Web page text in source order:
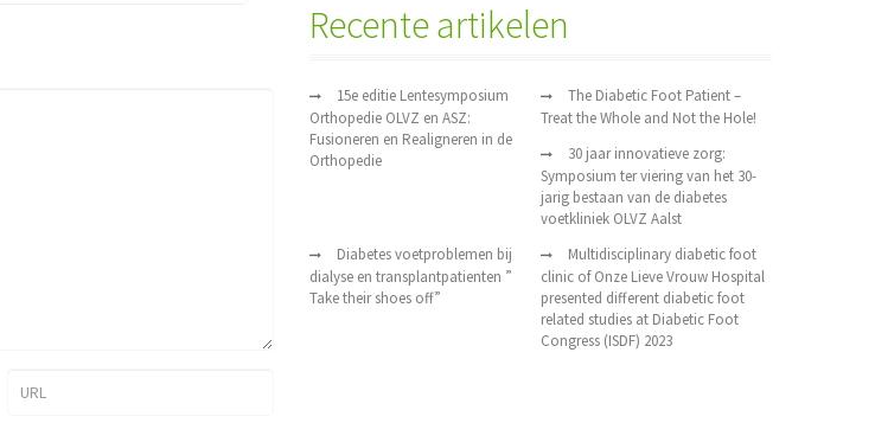
Recente artikelen
15e editie Lentesymposium
Orthopedie OLVZ en ASZ:
Fusioneren en Realigneren in de
Orthopedie
The Diabetic Foot Patient –
Treat the Whole and Not the Hole!
30 jaar innovatieve zorg:
Symposium ter viering van het 30-
jarig bestaan van de diabetes
voetkliniek OLVZ Aalst
Diabetes voetproblemen bij
dialyse en transplantpatienten ”
Take their shoes off”
Multidisciplinary diabetic foot
clinic of Onze Lieve Vrouw Hospital
presented different diabetic foot
related studies at Diabetic Foot
Congress (ISDF) 2023